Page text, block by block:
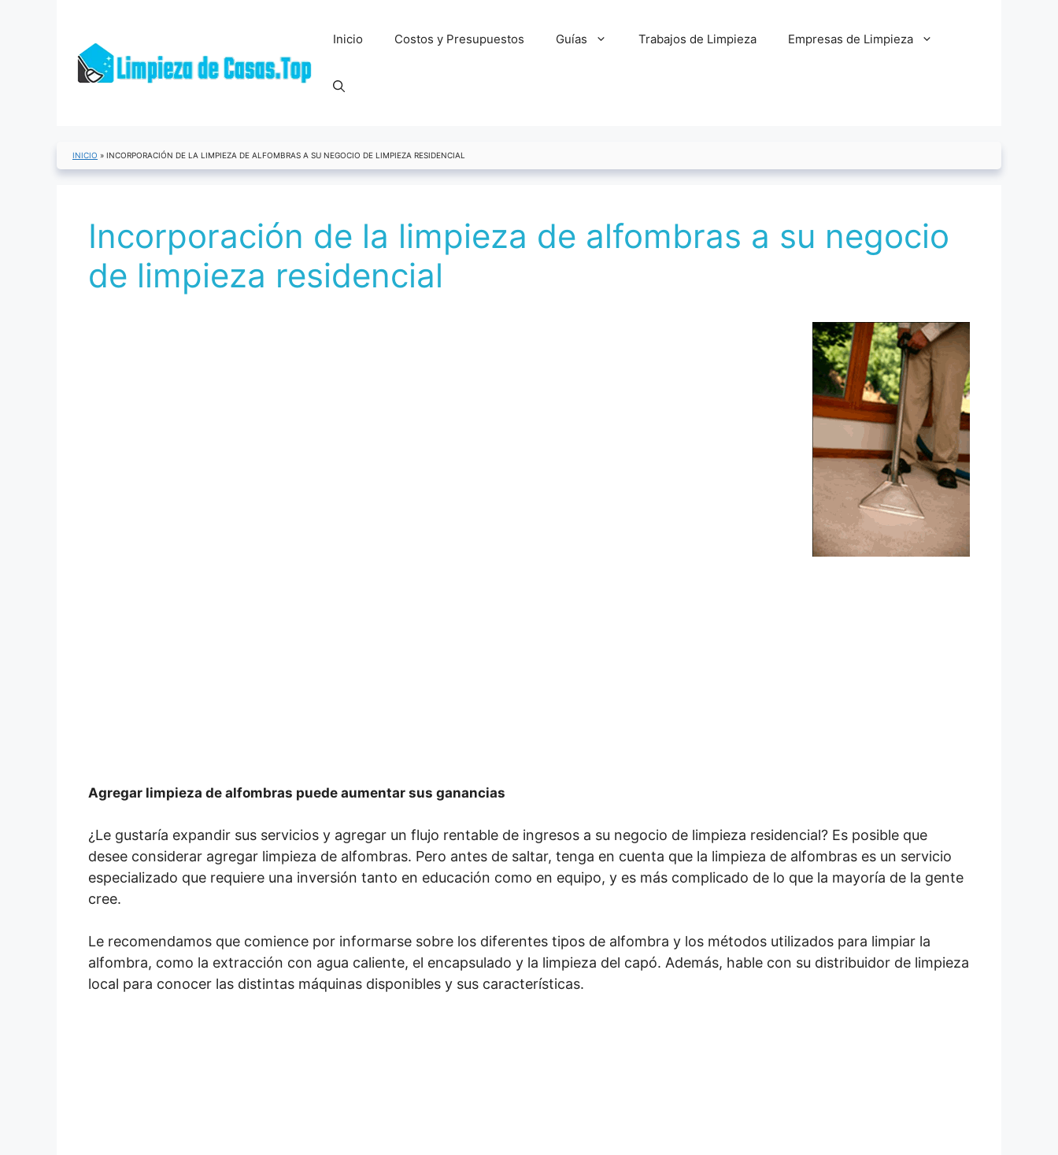
Inicio Costos y Presupuestos Guías Trabajos de Limpieza Empresas de Limpieza
INICIO » INCORPORACIÓN DE LA LIMPIEZA DE ALFOMBRAS A SU NEGOCIO DE LIMPIEZA RESIDENCIAL
Incorporación de la limpieza de alfombras a su negocio
de limpieza residencial
Agregar limpieza de alfombras puede aumentar sus ganancias
¿Le gustaría expandir sus servicios y agregar un flujo rentable de ingresos a su negocio de limpieza residencial? Es posible que
desee considerar agregar limpieza de alfombras. Pero antes de saltar, tenga en cuenta que la limpieza de alfombras es un servicio
especializado que requiere una inversión tanto en educación como en equipo, y es más complicado de lo que la mayoría de la gente
cree.
Le recomendamos que comience por informarse sobre los diferentes tipos de alfombra y los métodos utilizados para limpiar la
alfombra, como la extracción con agua caliente, el encapsulado y la limpieza del capó. Además, hable con su distribuidor de limpieza
local para conocer las distintas máquinas disponibles y sus características.